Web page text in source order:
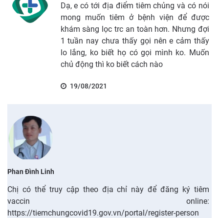
Dạ, e có tới địa điểm tiêm chủng và có nói
mong muốn tiêm ở bệnh viện để được
khám sàng lọc trc an toàn hơn. Nhưng đợi
1 tuần nay chưa thấy gọi nên e cảm thấy
lo lắng, ko biết họ có gọi mình ko. Muốn
chủ động thì ko biết cách nào
19/08/2021
Phan Đình Linh
Chị có thể truy cập theo địa chỉ này để đăng ký tiêm
vaccin online:
https://tiemchungcovid19.gov.vn/portal/register-person